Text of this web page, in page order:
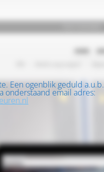
Een ogenblik geduld a.u.b.
onderstaand email adres: